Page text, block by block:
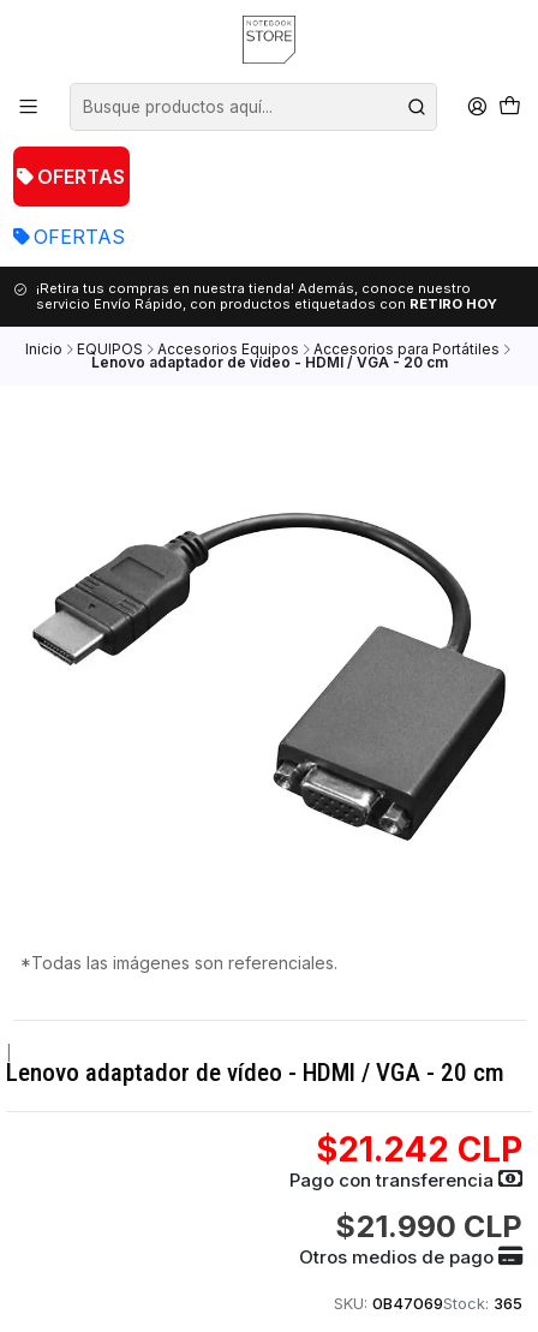
OFERTAS
OFERTAS
¡Retira tus compras en nuestra tienda! Además, conoce nuestro
servicio Envío Rápido, con productos etiquetados con RETIRO HOY
Inicio EQUIPOS Accesorios Equipos Accesorios para Portátiles
Lenovo adaptador de vídeo - HDMI / VGA - 20 cm
*Todas las imágenes son referenciales.
Lenovo adaptador de vídeo - HDMI / VGA - 20 cm
$21.242 CLP
Pago con transferencia
$21.990 CLP
Otros medios de pago
SKU: 0B47069Stock: 365